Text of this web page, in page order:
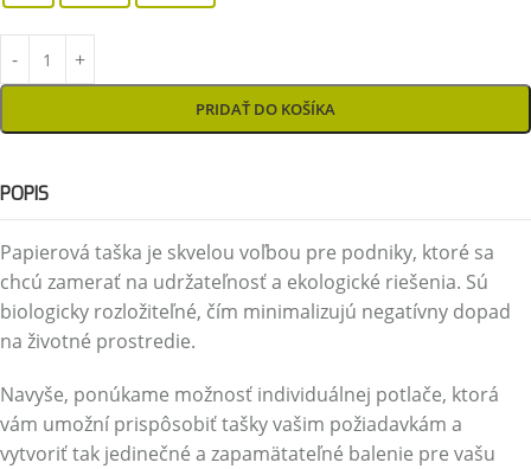
PRIDAŤ DO KOŠÍKA
POPIS
Papierová taška je skvelou voľbou pre podniky, ktoré sa
chcú zamerať na udržateľnosť a ekologické riešenia. Sú
biologicky rozložiteľné, čím minimalizujú negatívny dopad
na životné prostredie.
Navyše, ponúkame možnosť individuálnej potlače, ktorá
vám umožní prispôsobiť tašky vašim požiadavkám a
vytvoriť tak jedinečné a zapamätateľné balenie pre vašu